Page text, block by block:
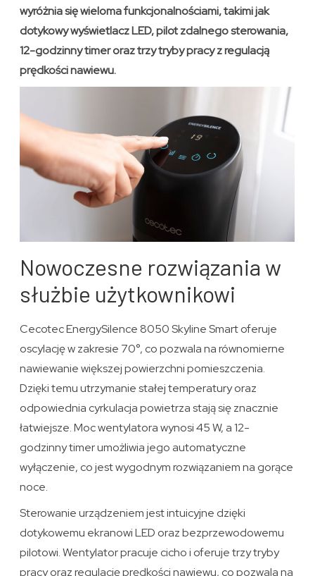
wyróżnia się wieloma funkcjonalnościami, takimi jak
dotykowy wyświetlacz LED, pilot zdalnego sterowania,
12-godzinny timer oraz trzy tryby pracy z regulacją
prędkości nawiewu.
Nowoczesne rozwiązania w
służbie użytkownikowi
Cecotec EnergySilence 8050 Skyline Smart oferuje
oscylację w zakresie 70°, co pozwala na równomierne
nawiewanie większej powierzchni pomieszczenia.
Dzięki temu utrzymanie stałej temperatury oraz
odpowiednia cyrkulacja powietrza stają się znacznie
łatwiejsze. Moc wentylatora wynosi 45 W, a 12-
godzinny timer umożliwia jego automatyczne
wyłączenie, co jest wygodnym rozwiązaniem na gorące
noce.
Sterowanie urządzeniem jest intuicyjne dzięki
dotykowemu ekranowi LED oraz bezprzewodowemu
pilotowi. Wentylator pracuje cicho i oferuje trzy tryby
pracy oraz regulację prędkości nawiewu, co pozwala na